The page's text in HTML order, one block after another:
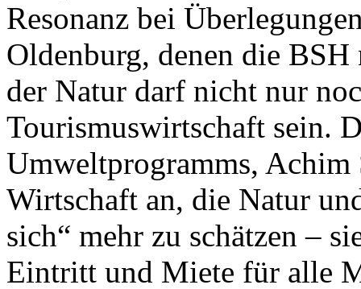
Resonanz bei
Oldenburg, denen die
der Natur darf nicht nur
Tourismuswirtschaft sein.
Umweltprogramms, Achim
Wirtschaft an, die Natur
sich“ mehr zu schätzen –
Eintritt und Miete für alle